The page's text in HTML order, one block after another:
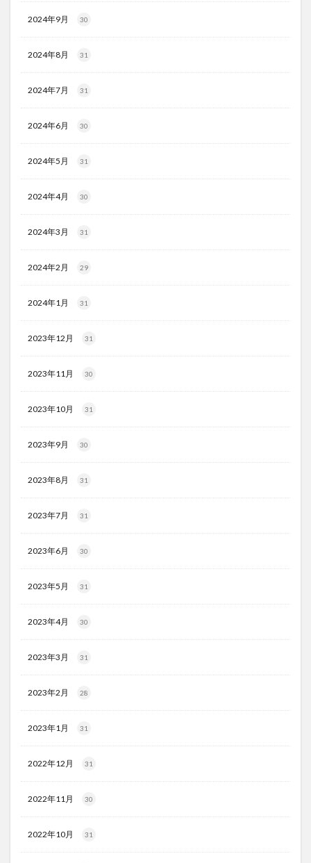
2024年9月 30
2024年8月 31
2024年7月 31
2024年6月 30
2024年5月 31
2024年4月 30
2024年3月 31
2024年2月 29
2024年1月 31
2023年12月 31
2023年11月 30
2023年10月 31
2023年9月 30
2023年8月 31
2023年7月 31
2023年6月 30
2023年5月 31
2023年4月 30
2023年3月 31
2023年2月 28
2023年1月 31
2022年12月 31
2022年11月 30
2022年10月 31